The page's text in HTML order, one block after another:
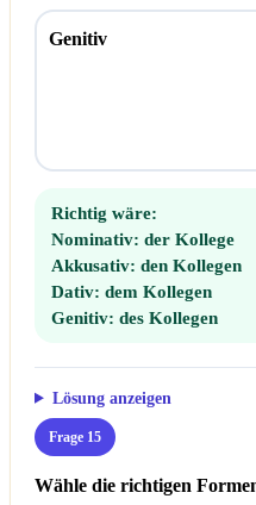
Genitiv
Richtig wäre:
Nominativ: der Kollege
Akkusativ: den Kollegen
Dativ: dem Kollegen
Genitiv: des Kollegen
Lösung anzeigen
Frage 15
Wähle die richtigen